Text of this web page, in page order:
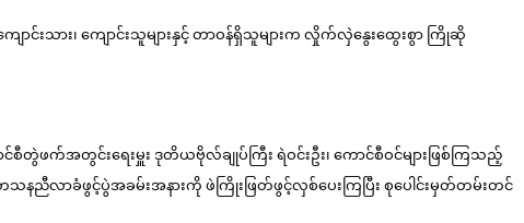
ောင်းသား၊ ကျောင်းသူများနှင့် တာဝန်ရှိသူများက လှိုက်လှဲနွေးထွေးစွာ ကြိုဆို
တွဲဖက်အတွင်းရေးမှူး ဒုတိယဗိုလ်ချုပ်ကြီး ရဲဝင်းဦး၊ ကောင်စီဝင်များဖြစ်ကြသည့်
ေသနညီလာခံဖွင့်ပွဲအခမ်းအနားကို ဖဲကြိုးဖြတ်ဖွင့်လှစ်ပေးကြပြီး စုပေါင်းမှတ်တမ်းတင်